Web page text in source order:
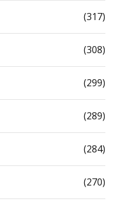
(317)
(308)
(299)
(289)
(284)
(270)